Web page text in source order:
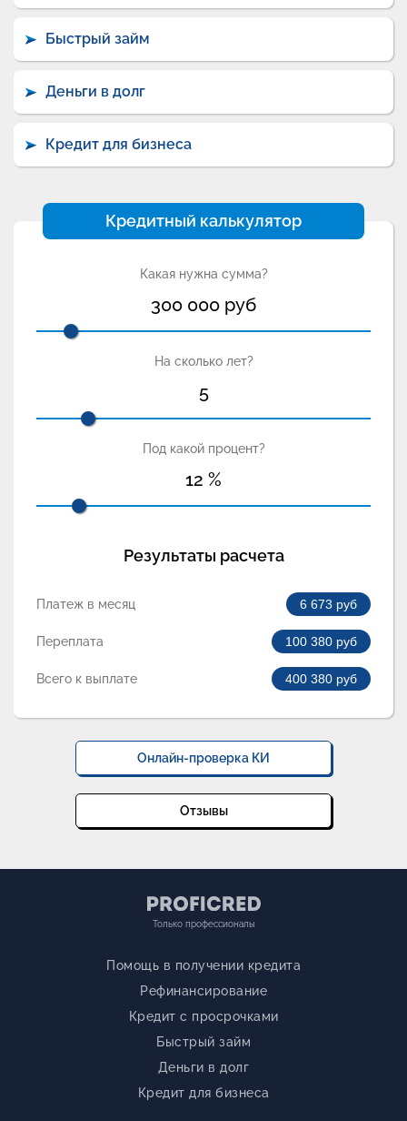
Быстрый займ
Деньги в долг
Кредит для бизнеса
Кредитный калькулятор
Какая нужна сумма?
300 000 руб
На сколько лет?
5
Под какой процент?
12 %
Результаты расчета
Платеж в месяц 6 673 руб
Переплата 100 380 руб
Всего к выплате 400 380 руб
Онлайн-проверка КИ
Отзывы
Только профессионалы
Помощь в получении кредита
Рефинансирование
Кредит с просрочками
Быстрый займ
Деньги в долг
Кредит для бизнеса